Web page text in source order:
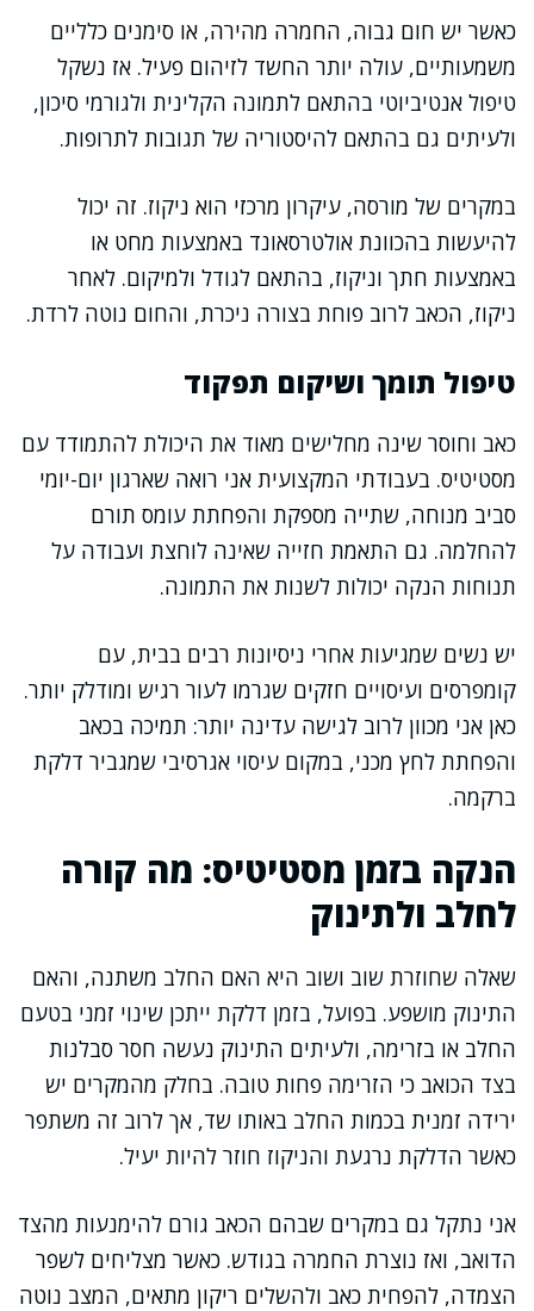
כאשר יש חום גבוה, החמרה מהירה, או סימנים כלליים
משמעותיים, עולה יותר החשד לזיהום פעיל. אז נשקל
טיפול אנטיביוטי בהתאם לתמונה הקלינית ולגורמי סיכון,
ולעיתים גם בהתאם להיסטוריה של תגובות לתרופות.
במקרים של מורסה, עיקרון מרכזי הוא ניקוז. זה יכול
להיעשות בהכוונת אולטרסאונד באמצעות מחט או
באמצעות חתך וניקוז, בהתאם לגודל ולמיקום. לאחר
ניקוז, הכאב לרוב פוחת בצורה ניכרת, והחום נוטה לרדת.
טיפול תומך ושיקום תפקוד
כאב וחוסר שינה מחלישים מאוד את היכולת להתמודד עם
מסטיטיס. בעבודתי המקצועית אני רואה שארגון יום-יומי
סביב מנוחה, שתייה מספקת והפחתת עומס תורם
להחלמה. גם התאמת חזייה שאינה לוחצת ועבודה על
תנוחות הנקה יכולות לשנות את התמונה.
יש נשים שמגיעות אחרי ניסיונות רבים בבית, עם
קומפרסים ועיסויים חזקים שגרמו לעור רגיש ומודלק יותר.
כאן אני מכוון לרוב לגישה עדינה יותר: תמיכה בכאב
והפחתת לחץ מכני, במקום עיסוי אגרסיבי שמגביר דלקת
ברקמה.
הנקה בזמן מסטיטיס: מה קורה
לחלב ולתינוק
שאלה שחוזרת שוב ושוב היא האם החלב משתנה, והאם
התינוק מושפע. בפועל, בזמן דלקת ייתכן שינוי זמני בטעם
החלב או בזרימה, ולעיתים התינוק נעשה חסר סבלנות
בצד הכואב כי הזרימה פחות טובה. בחלק מהמקרים יש
ירידה זמנית בכמות החלב באותו שד, אך לרוב זה משתפר
כאשר הדלקת נרגעת והניקוז חוזר להיות יעיל.
אני נתקל גם במקרים שבהם הכאב גורם להימנעות מהצד
הדואב, ואז נוצרת החמרה בגודש. כאשר מצליחים לשפר
הצמדה, להפחית כאב ולהשלים ריקון מתאים, המצב נוטה